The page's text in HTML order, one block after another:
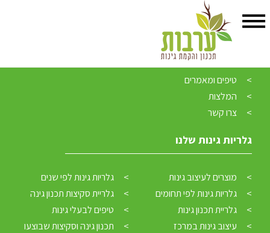
דף הבית»ארכיון עבור מוחמד שלאעטה
אודות
גלריית גינות
גלריית תכנון גינות
מוצרים לעיצוב גינות
טיפים ומאמרים
המלצות
צרו קשר
גלריות גינות שלנו
מוצרים לעיצוב גינות
גלריות גינות לפי שנים
גלריות גינות לפי תחומים
גלריית סקיצות תכנון גינה
גלריית תכנון גינות
טיפים לבעלי גינות
עיצוב גינות במרכז
תכנון גינה וסקיצות שבוצעו